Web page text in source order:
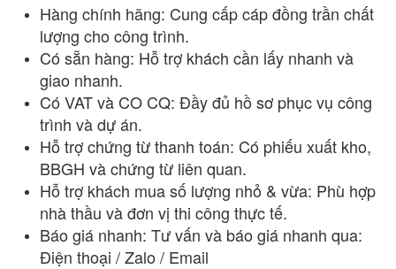
Hàng chính hãng: Cung cấp cáp đồng trần chất
lượng cho công trình.
Có sẵn hàng: Hỗ trợ khách cần lấy nhanh và
giao nhanh.
Có VAT và CO CQ: Đầy đủ hồ sơ phục vụ công
trình và dự án.
Hỗ trợ chứng từ thanh toán: Có phiếu xuất kho,
BBGH và chứng từ liên quan.
Hỗ trợ khách mua số lượng nhỏ & vừa: Phù hợp
nhà thầu và đơn vị thi công thực tế.
Báo giá nhanh: Tư vấn và báo giá nhanh qua:
Điện thoại / Zalo / Email